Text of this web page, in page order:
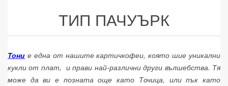
ТИП ПАЧУЪРК
Тони е една от нашите картичкофеи, която шие уникални
кукли от плат, и прави най-различни други вълшебства. Тя
може да ви е позната още като Точица, или пък като